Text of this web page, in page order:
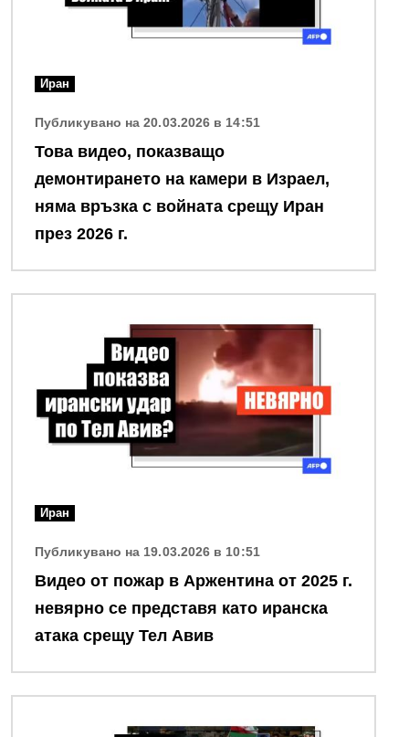
Иран
Публикувано на 20.03.2026 в 14:51
Това видео, показващо
демонтирането на камери в Израел,
няма връзка с войната срещу Иран
през 2026 г.
Иран
Публикувано на 19.03.2026 в 10:51
Видео от пожар в Аржентина от 2025 г.
невярно се представя като иранска
атака срещу Тел Авив